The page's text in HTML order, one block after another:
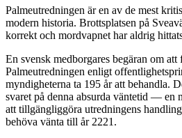
Palmeutredningen är en av de mest
modern historia. Brottsplatsen på
korrekt och mordvapnet har aldrig
En svensk medborgares begäran om
Palmeutredningen enligt
myndigheterna ta 195 år att behandla.
svaret på denna absurda väntetid — en
att tillgängliggöra utredningens
behöva vänta till år 2221.